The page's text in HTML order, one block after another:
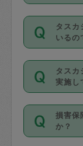
なお
金の
動計
（例
ンセ
は２
・Ａ
・Ｐ
・夜
開始
能で
んに
い。
掃除
作り
きる
する
確認し
基本
外で
タス
いるの
主婦
方、
育園
係の
すで
てお
タス
実施し
応募
を行
写真
損害保
か？